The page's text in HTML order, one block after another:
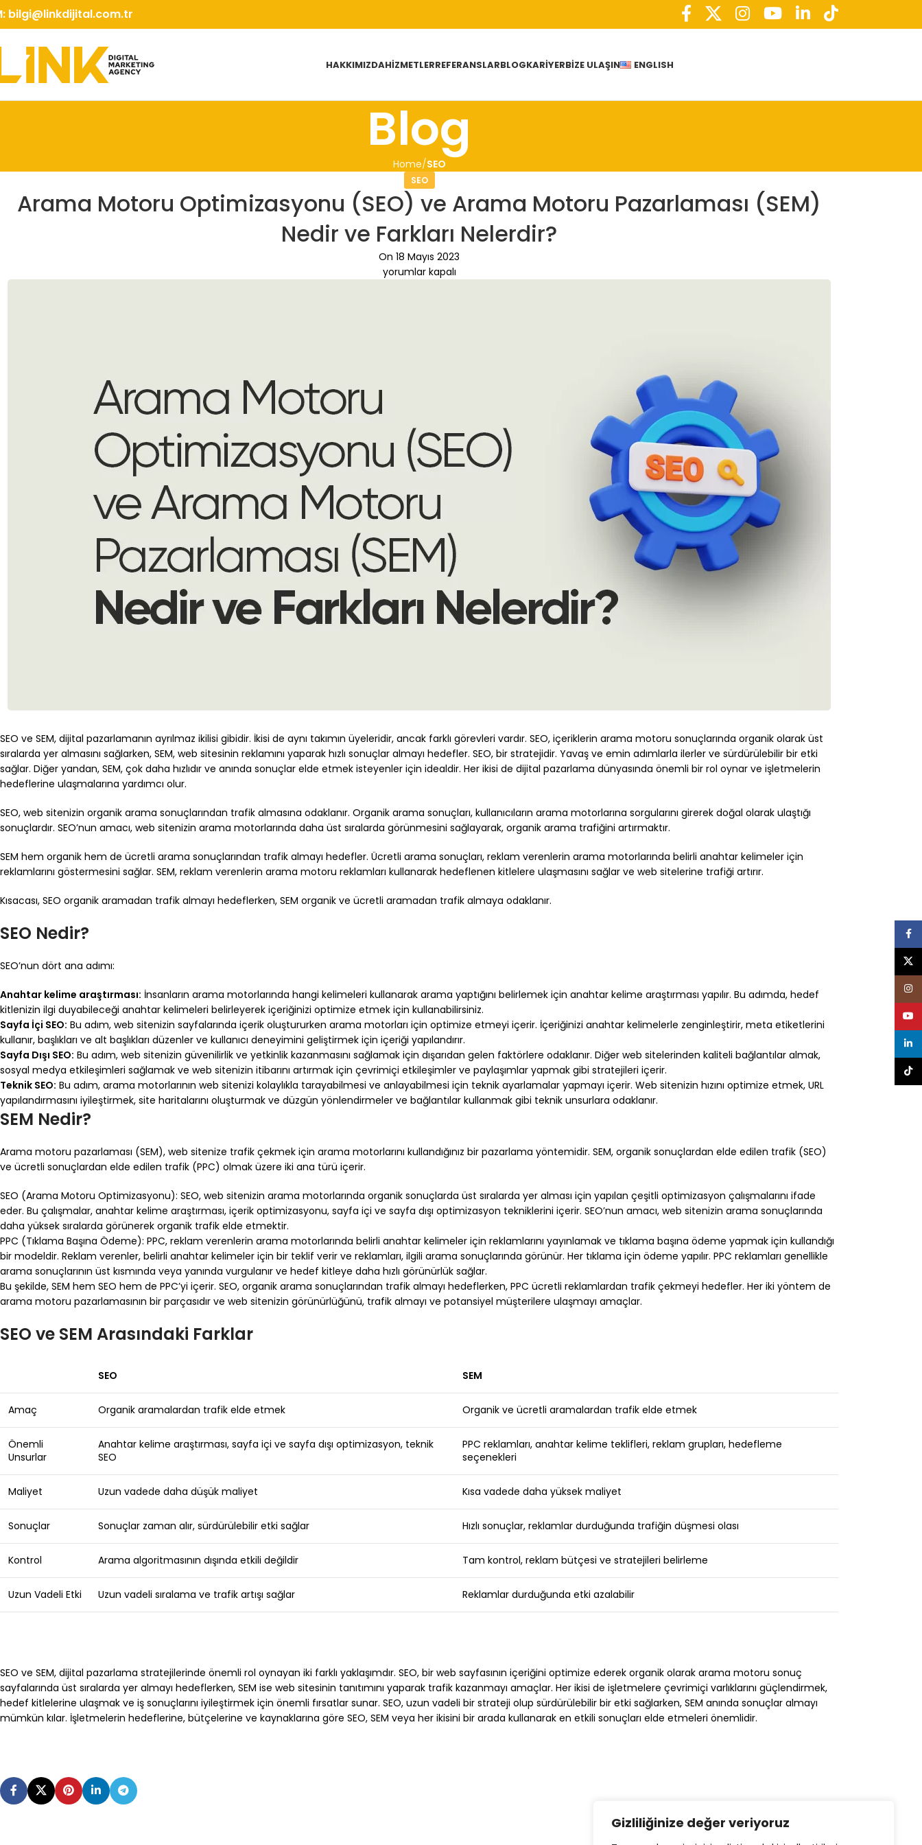
Gizliliğinize değer veriyoruz
bilgi@linkdijital.com.tr
HAKKIMIZDAHIZMETLERREFERANSLARBLOGKARIYERBIZE ULAŞIN ENGLISH
Blog
Home SEO
SEO
Arama Motoru Optimizasyonu (SEO) ve Arama Motoru Pazarlaması (SEM)
Nedir ve Farkları Nelerdir?
On 18 Mayıs 2023
yorumlar kapalı
SEO ve SEM, dijital pazarlamanın ayrılmaz ikilisi gibidir. İkisi de aynı takımın üyeleridir, ancak farklı görevleri vardır. SEO, içeriklerin arama motoru sonuçlarında organik olarak üst
sıralarda yer almasını sağlarken, SEM, web sitesinin reklamını yaparak hızlı sonuçlar almayı hedefler. SEO, bir stratejidir. Yavaş ve emin adımlarla ilerler ve sürdürülebilir bir etki
sağlar. Diğer yandan, SEM, çok daha hızlıdır ve anında sonuçlar elde etmek isteyenler için idealdir. Her ikisi de dijital pazarlama dünyasında önemli bir rol oynar ve işletmelerin
hedeflerine ulaşmalarına yardımcı olur.
SEO, web sitenizin organik arama sonuçlarından trafik almasına odaklanır. Organik arama sonuçları, kullanıcıların arama motorlarına sorgularını girerek doğal olarak ulaştığı
sonuçlardır. SEO’nun amacı, web sitenizin arama motorlarında daha üst sıralarda görünmesini sağlayarak, organik arama trafiğini artırmaktır.
SEM hem organik hem de ücretli arama sonuçlarından trafik almayı hedefler. Ücretli arama sonuçları, reklam verenlerin arama motorlarında belirli anahtar kelimeler için
reklamlarını göstermesini sağlar. SEM, reklam verenlerin arama motoru reklamları kullanarak hedeflenen kitlelere ulaşmasını sağlar ve web sitelerine trafiği artırır.
Kısacası, SEO organik aramadan trafik almayı hedeflerken, SEM organik ve ücretli aramadan trafik almaya odaklanır.
SEO Nedir?
SEO’nun dört ana adımı:
Anahtar kelime araştırması: İnsanların arama motorlarında hangi kelimeleri kullanarak arama yaptığını belirlemek için anahtar kelime araştırması yapılır. Bu adımda, hedef
kitlenizin ilgi duyabileceği anahtar kelimeleri belirleyerek içeriğinizi optimize etmek için kullanabilirsiniz.
Sayfa İçi SEO: Bu adım, web sitenizin sayfalarında içerik oluştururken arama motorları için optimize etmeyi içerir. İçeriğinizi anahtar kelimelerle zenginleştirir, meta etiketlerini
kullanır, başlıkları ve alt başlıkları düzenler ve kullanıcı deneyimini geliştirmek için içeriği yapılandırır.
Sayfa Dışı SEO: Bu adım, web sitenizin güvenilirlik ve yetkinlik kazanmasını sağlamak için dışarıdan gelen faktörlere odaklanır. Diğer web sitelerinden kaliteli bağlantılar almak,
sosyal medya etkileşimleri sağlamak ve web sitenizin itibarını artırmak için çevrimiçi etkileşimler ve paylaşımlar yapmak gibi stratejileri içerir.
Teknik SEO: Bu adım, arama motorlarının web sitenizi kolaylıkla tarayabilmesi ve anlayabilmesi için teknik ayarlamalar yapmayı içerir. Web sitenizin hızını optimize etmek, URL
yapılandırmasını iyileştirmek, site haritalarını oluşturmak ve düzgün yönlendirmeler ve bağlantılar kullanmak gibi teknik unsurlara odaklanır.
SEM Nedir?
Arama motoru pazarlaması (SEM), web sitenize trafik çekmek için arama motorlarını kullandığınız bir pazarlama yöntemidir. SEM, organik sonuçlardan elde edilen trafik (SEO)
ve ücretli sonuçlardan elde edilen trafik (PPC) olmak üzere iki ana türü içerir.
SEO (Arama Motoru Optimizasyonu): SEO, web sitenizin arama motorlarında organik sonuçlarda üst sıralarda yer alması için yapılan çeşitli optimizasyon çalışmalarını ifade
eder. Bu çalışmalar, anahtar kelime araştırması, içerik optimizasyonu, sayfa içi ve sayfa dışı optimizasyon tekniklerini içerir. SEO’nun amacı, web sitenizin arama sonuçlarında
daha yüksek sıralarda görünerek organik trafik elde etmektir.
PPC (Tıklama Başına Ödeme): PPC, reklam verenlerin arama motorlarında belirli anahtar kelimeler için reklamlarını yayınlamak ve tıklama başına ödeme yapmak için kullandığı
bir modeldir. Reklam verenler, belirli anahtar kelimeler için bir teklif verir ve reklamları, ilgili arama sonuçlarında görünür. Her tıklama için ödeme yapılır. PPC reklamları genellikle
arama sonuçlarının üst kısmında veya yanında vurgulanır ve hedef kitleye daha hızlı görünürlük sağlar.
Bu şekilde, SEM hem SEO hem de PPC’yi içerir. SEO, organik arama sonuçlarından trafik almayı hedeflerken, PPC ücretli reklamlardan trafik çekmeyi hedefler. Her iki yöntem de
arama motoru pazarlamasının bir parçasıdır ve web sitenizin görünürlüğünü, trafik almayı ve potansiyel müşterilere ulaşmayı amaçlar.
SEO ve SEM Arasındaki Farklar
SEO SEM
Amaç Organik aramalardan trafik elde etmek Organik ve ücretli aramalardan trafik elde etmek
Önemli
Unsurlar
Anahtar kelime araştırması, sayfa içi ve sayfa dışı optimizasyon, teknik
SEO
PPC reklamları, anahtar kelime teklifleri, reklam grupları, hedefleme
seçenekleri
Maliyet Uzun vadede daha düşük maliyet Kısa vadede daha yüksek maliyet
Sonuçlar Sonuçlar zaman alır, sürdürülebilir etki sağlar Hızlı sonuçlar, reklamlar durduğunda trafiğin düşmesi olası
Kontrol Arama algoritmasının dışında etkili değildir Tam kontrol, reklam bütçesi ve stratejileri belirleme
Uzun Vadeli Etki Uzun vadeli sıralama ve trafik artışı sağlar Reklamlar durduğunda etki azalabilir
SEO ve SEM, dijital pazarlama stratejilerinde önemli rol oynayan iki farklı yaklaşımdır. SEO, bir web sayfasının içeriğini optimize ederek organik olarak arama motoru sonuç
sayfalarında üst sıralarda yer almayı hedeflerken, SEM ise web sitesinin tanıtımını yaparak trafik kazanmayı amaçlar. Her ikisi de işletmelere çevrimiçi varlıklarını güçlendirmek,
hedef kitlelerine ulaşmak ve iş sonuçlarını iyileştirmek için önemli fırsatlar sunar. SEO, uzun vadeli bir strateji olup sürdürülebilir bir etki sağlarken, SEM anında sonuçlar almayı
mümkün kılar. İşletmelerin hedeflerine, bütçelerine ve kaynaklarına göre SEO, SEM veya her ikisini bir arada kullanarak en etkili sonuçları elde etmeleri önemlidir.